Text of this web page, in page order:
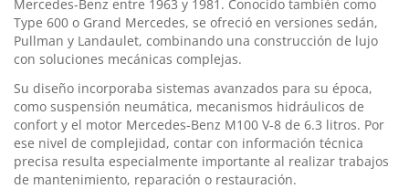
Mercedes-Benz entre 1963 y 1981. Conocido también como
Type 600 o Grand Mercedes, se ofreció en versiones sedán,
Pullman y Landaulet, combinando una construcción de lujo
con soluciones mecánicas complejas.
Su diseño incorporaba sistemas avanzados para su época,
como suspensión neumática, mecanismos hidráulicos de
confort y el motor Mercedes-Benz M100 V-8 de 6.3 litros. Por
ese nivel de complejidad, contar con información técnica
precisa resulta especialmente importante al realizar trabajos
de mantenimiento, reparación o restauración.